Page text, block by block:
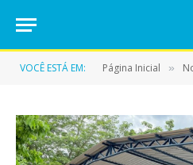
VOCÊ ESTÁ EM: Página Inicial »